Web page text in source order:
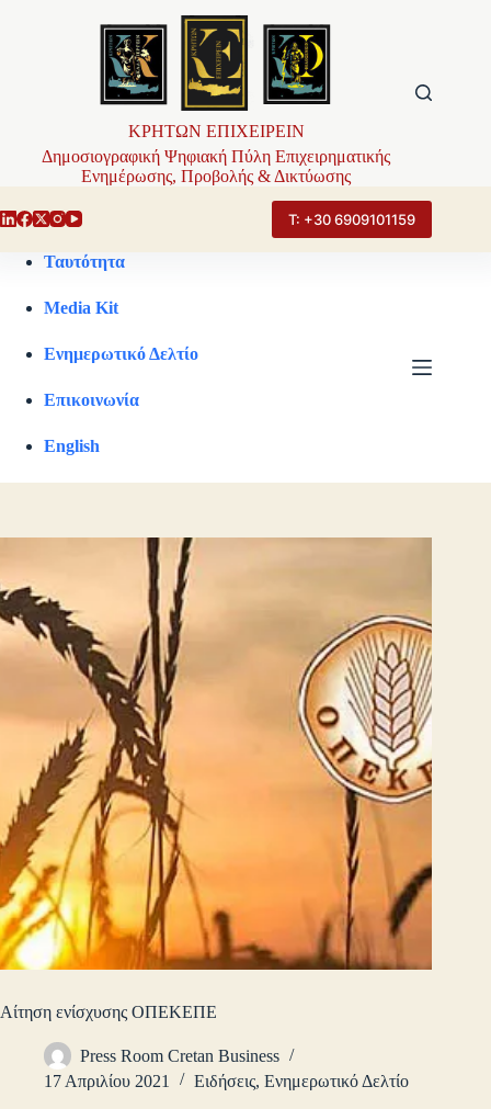
ΚΡΗΤΩΝ ΕΠΙΧΕΙΡΕΙΝ
Δημοσιογραφική Ψηφιακή Πύλη Επιχειρηματικής
Ενημέρωσης, Προβολής & Δικτύωσης
Τ: +30 6909101159
Ταυτότητα
Media Kit
Ενημερωτικό Δελτίο
Επικοινωνία
English
Αίτηση ενίσχυσης ΟΠΕΚΕΠΕ
Press Room Cretan Business
17 Απριλίου 2021
Ειδήσεις, Ενημερωτικό Δελτίο